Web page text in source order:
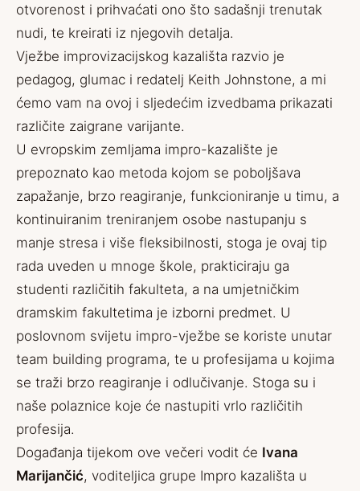
otvorenost i prihvaćati ono što sadašnji trenutak
nudi, te kreirati iz njegovih detalja.
Vježbe improvizacijskog kazališta razvio je
pedagog, glumac i redatelj Keith Johnstone, a mi
ćemo vam na ovoj i sljedećim izvedbama prikazati
različite zaigrane varijante.
U evropskim zemljama impro-kazalište je
prepoznato kao metoda kojom se poboljšava
zapažanje, brzo reagiranje, funkcioniranje u timu, a
kontinuiranim treniranjem osobe nastupanju s
manje stresa i više fleksibilnosti, stoga je ovaj tip
rada uveden u mnoge škole, prakticiraju ga
studenti različitih fakulteta, a na umjetničkim
dramskim fakultetima je izborni predmet. U
poslovnom svijetu impro-vježbe se koriste unutar
team building programa, te u profesijama u kojima
se traži brzo reagiranje i odlučivanje. Stoga su i
naše polaznice koje će nastupiti vrlo različitih
profesija.
Događanja tijekom ove večeri vodit će Ivana
Marijančić, voditeljica grupe Impro kazališta u